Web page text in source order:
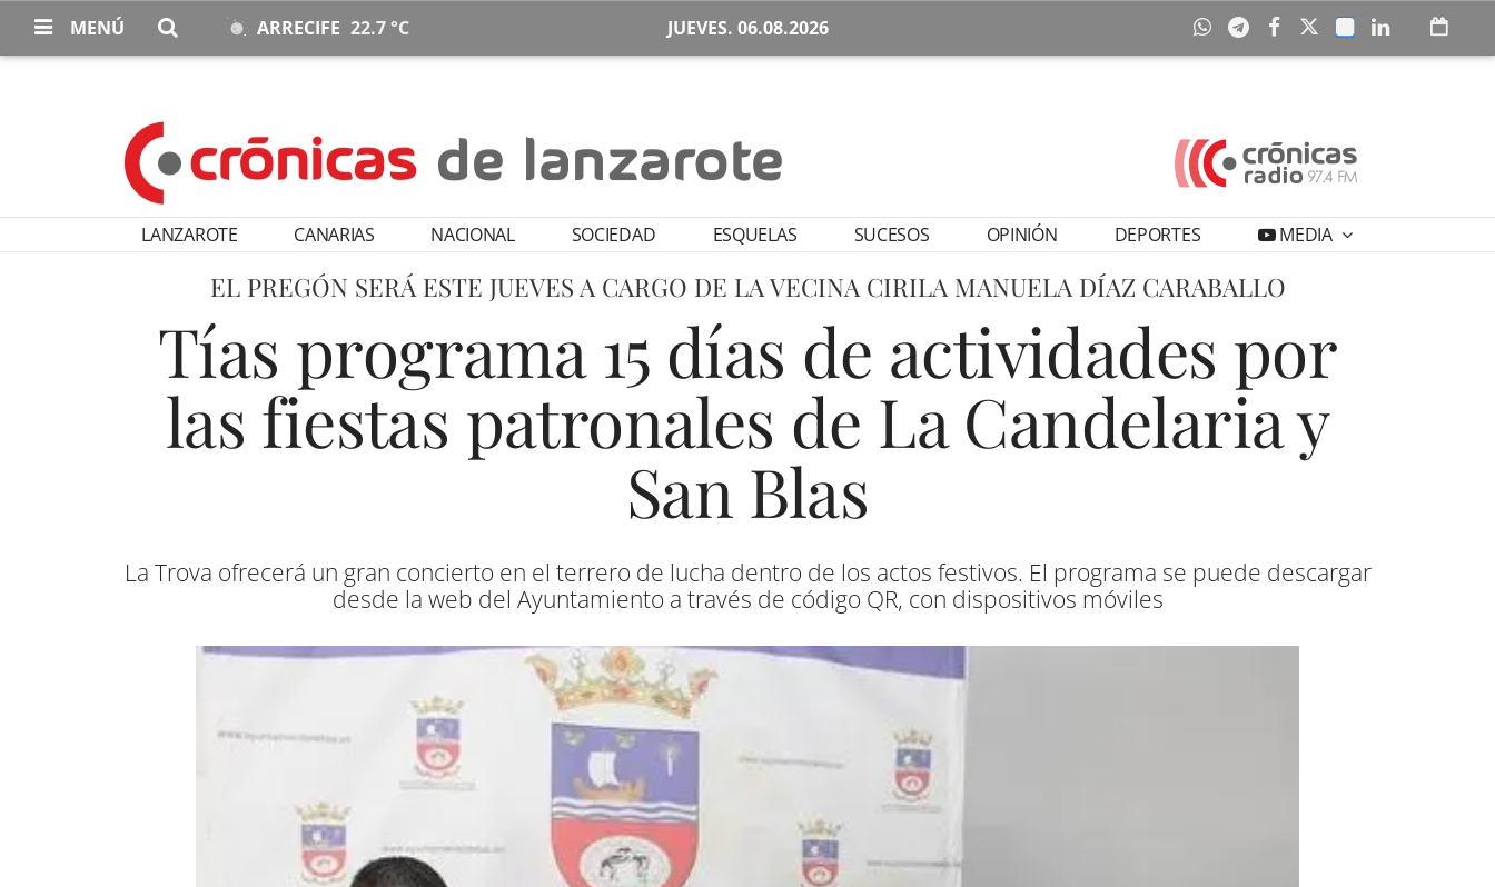
MENÚ ARRECIFE 22.7 °C JUEVES. 06.08.2026
LANZAROTE CANARIAS NACIONAL SOCIEDAD ESQUELAS SUCESOS OPINIÓN DEPORTES MEDIA
EL PREGÓN SERÁ ESTE JUEVES A CARGO DE LA VECINA CIRILA MANUELA DÍAZ CARABALLO
Tías programa 15 días de actividades por
las fiestas patronales de La Candelaria y
San Blas
La Trova ofrecerá un gran concierto en el terrero de lucha dentro de los actos festivos. El programa se puede descargar
desde la web del Ayuntamiento a través de código QR, con dispositivos móviles